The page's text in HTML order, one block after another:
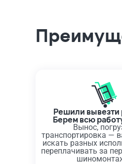
Решили вывезти
Берем всю
Вынос,
транспортировка —
искать разных
переплачивать за